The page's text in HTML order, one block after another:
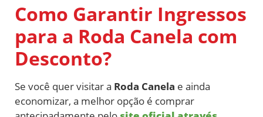
Como Garantir Ingressos
para a Roda Canela com
Desconto?
Se você quer visitar a Roda Canela e ainda
economizar, a melhor opção é comprar